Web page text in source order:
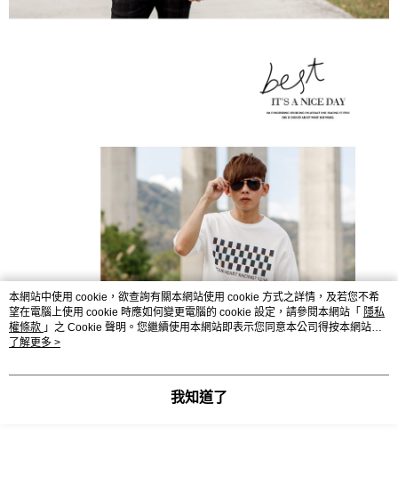
本網站中使用 cookie，欲查詢有關本網站使用 cookie 方式之詳情，及若您不希
望在電腦上使用 cookie 時應如何變更電腦的 cookie 設定，請參閱本網站「 隱私
權條款 」之 Cookie 聲明。您繼續使用本網站即表示您同意本公司得按本網站使
用條款之 Cookie 聲明使用 cookie。
了解更多 >
我知道了